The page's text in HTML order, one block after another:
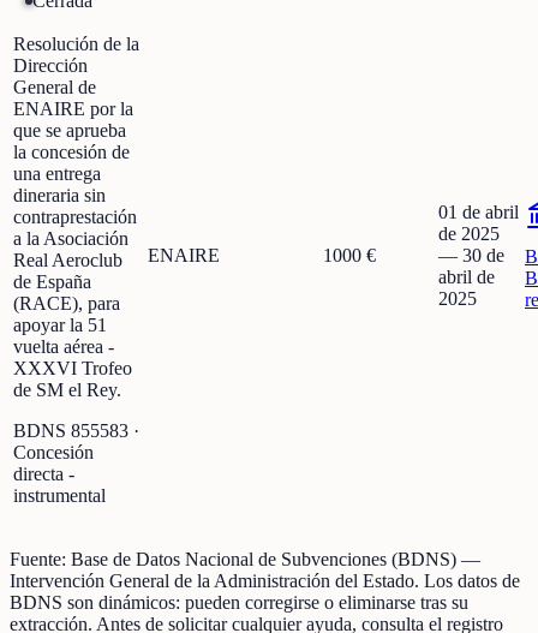
Resolución de la
Dirección
General de
ENAIRE por la
que se aprueba
la concesión de
una entrega
dineraria sin
contraprestación
a la Asociación
Real Aeroclub
de España
(RACE), para
apoyar la 51
vuelta aérea -
XXXVI Trofeo
de SM el Rey.
BDNS 855583 ·
Concesión
directa -
instrumental
ENAIRE 1000 €
01 de abril
de 2025
— 30 de
abril de
2025
Fuente: Base de Datos Nacional de Subvenciones (BDNS) —
Intervención General de la Administración del Estado. Los datos de
BDNS son dinámicos: pueden corregirse o eliminarse tras su
extracción. Antes de solicitar cualquier ayuda, consulta el registro